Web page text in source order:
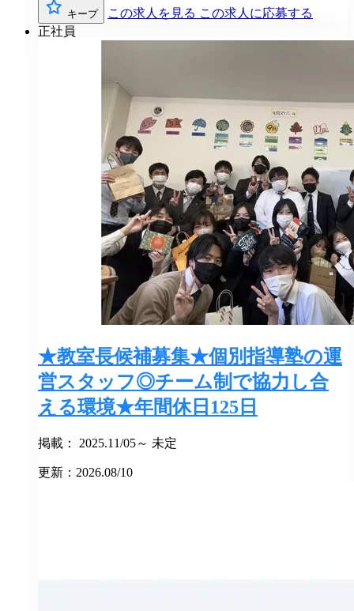
キープ この求人を見る この求人に応募する
正社員
★教室長候補募集★個別指導塾の運
営スタッフ◎チーム制で協力し合
える環境★年間休日125日
掲載： 2025.11/05～ 未定
更新：2026.08/10